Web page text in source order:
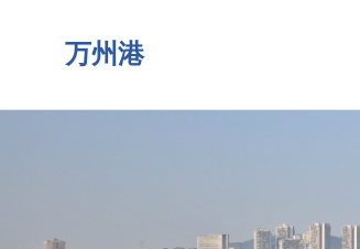
万州港